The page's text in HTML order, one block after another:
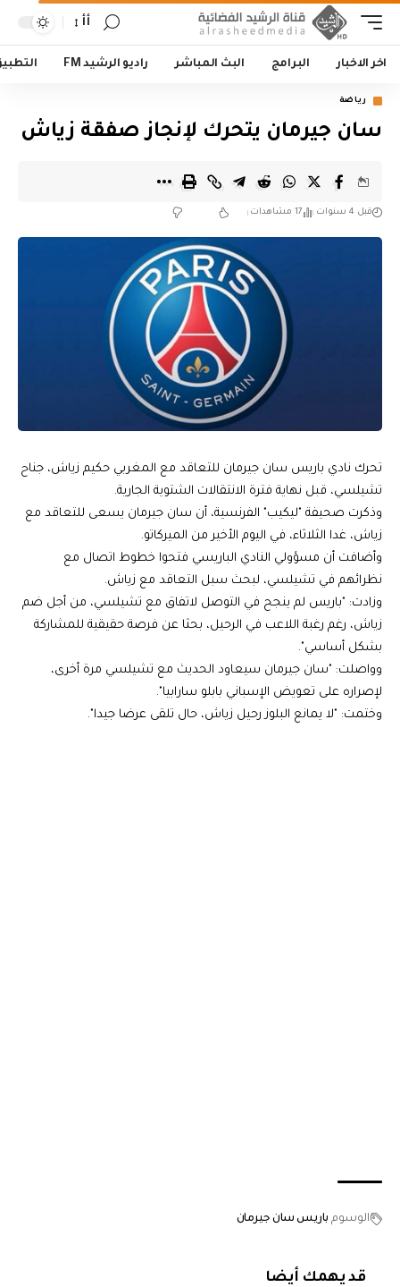
أأ
اخر الاخبار البرامج البث المباشر راديو الرشيد FM
رياضة
سان جيرمان يتحرك لإنجاز صفقة زياش
قبل 4 سنوات 17 مشاهدات
تحرك نادي باريس سان جيرمان للتعاقد مع المغربي حكيم زياش، جناح
تشيلسي، قبل نهاية فترة الانتقالات الشتوية الجارية.
وذكرت صحيفة "ليكيب" الفرنسية، أن سان جيرمان يسعى للتعاقد مع
زياش، غدا الثلاثاء، في اليوم الأخير من الميركاتو.
وأضافت أن مسؤولي النادي الباريسي فتحوا خطوط اتصال مع
نظرائهم في تشيلسي، لبحث سبل التعاقد مع زياش.
وزادت: "باريس لم ينجح في التوصل لاتفاق مع تشيلسي، من أجل ضم
زياش، رغم رغبة اللاعب في الرحيل، بحثا عن فرصة حقيقية للمشاركة
بشكل أساسي".
وواصلت: "سان جيرمان سيعاود الحديث مع تشيلسي مرة أخرى،
لإصراره على تعويض الإسباني بابلو سارابيا".
وختمت: "لا يمانع البلوز رحيل زياش، حال تلقى عرضا جيدا".
الوسوم باريس سان جيرمان
قد يهمك أيضا